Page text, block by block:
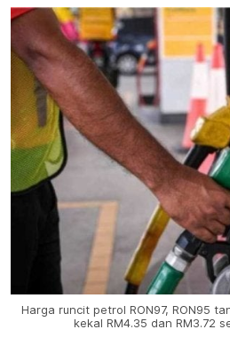
Harga runcit petrol RON97, RON95
kekal RM4.35 dan RM3.72